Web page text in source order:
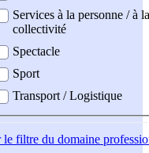
Services à la personne / à la
collectivité
Spectacle
Sport
Transport / Logistique
le filtre du domaine